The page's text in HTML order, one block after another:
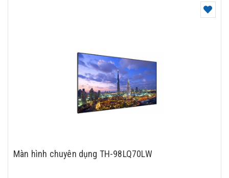
Màn hình chuyên dụng TH-98LQ70LW